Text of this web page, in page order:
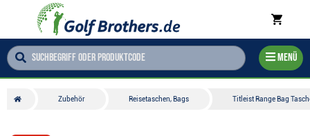
Menü
Zubehör Reisetaschen, Bags Titleist Range Bag